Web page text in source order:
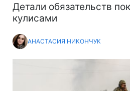
Детали обязательств
кулисами
АНАСТАСИЯ НИКОНЧУК